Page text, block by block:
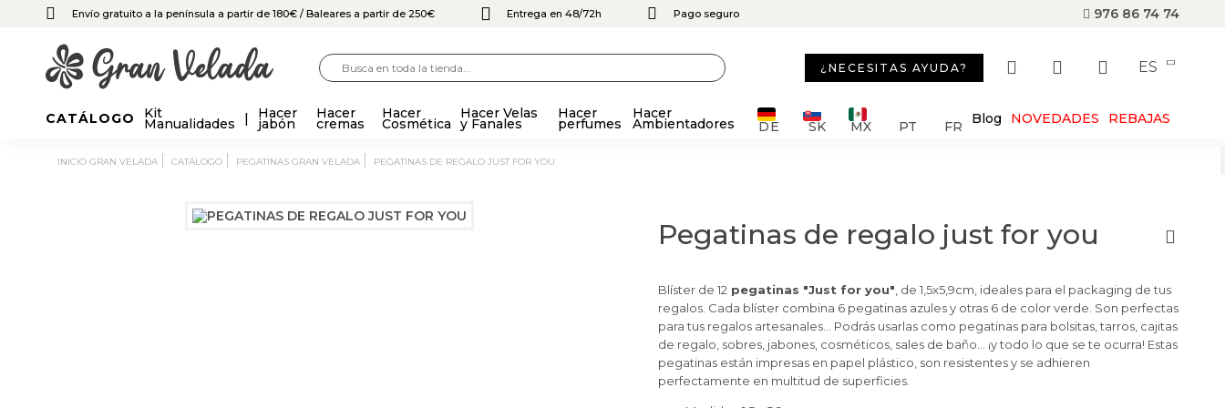
Envío gratuito a la península a partir de 180€ / Baleares a partir de 250€ Entrega en 48/72h Pago seguro 976 86 74 74
¿NECESITAS AYUDA? ES
CATÁLOGO Kit
Manualidades
Hacer
jabón
Hacer
cremas
Hacer
Cosmética
Hacer Velas
y Fanales
Hacer
perfumes
Hacer
Ambientadores DE SK MX PT FR Blog NOVEDADES REBAJAS
INICIO GRAN VELADA CATÁLOGO PEGATINAS GRAN VELADA PEGATINAS DE REGALO JUST FOR YOU
Pegatinas de regalo just for you
Blíster de 12 pegatinas "Just for you" , de 1,5x5,9cm, ideales para el packaging de tus
regalos. Cada blíster combina 6 pegatinas azules y otras 6 de color verde. Son perfectas
para tus regalos artesanales… Podrás usarlas como pegatinas para bolsitas, tarros, cajitas
de regalo, sobres, jabones, cosméticos, sales de baño... ¡y todo lo que se te ocurra! Estas
pegatinas están impresas en papel plástico, son resistentes y se adhieren
perfectamente en multitud de superficies.